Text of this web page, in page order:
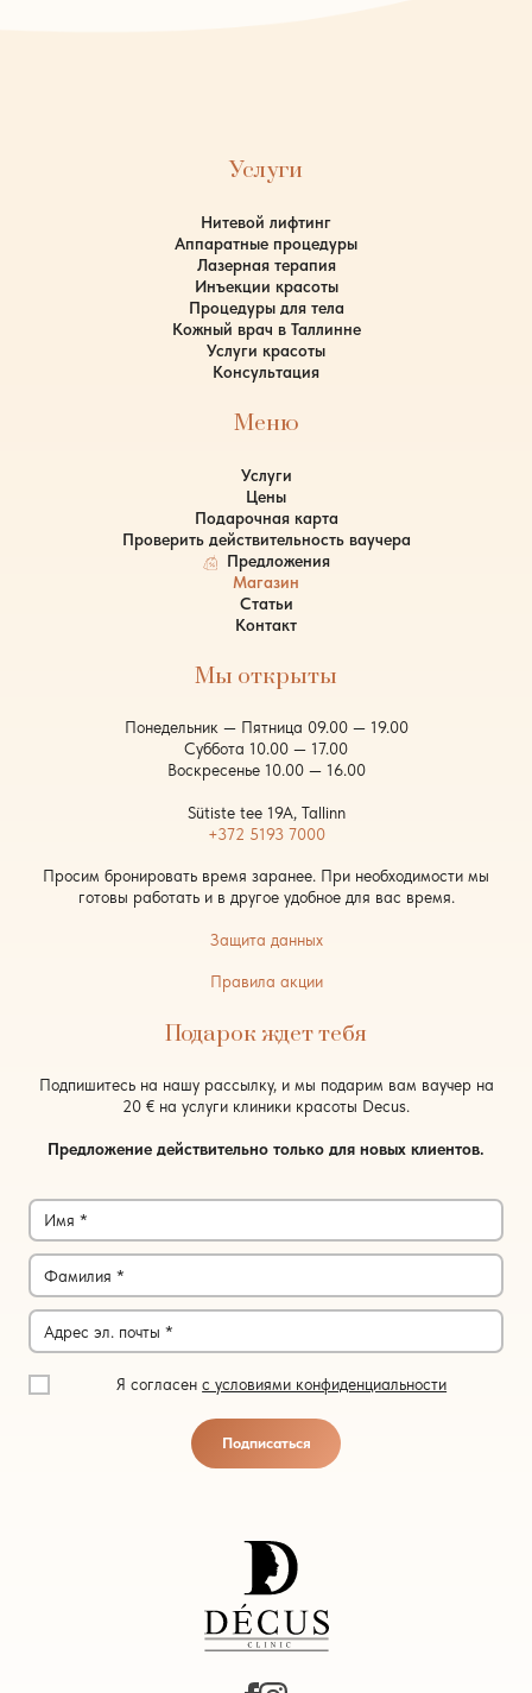
Услуги
Нитевой лифтинг
Аппаратные процедуры
Лазерная терапия
Инъекции красоты
Процедуры для тела
Кожный врач в Таллинне
Услуги красоты
Консультация
Меню
Услуги
Цены
Подарочная карта
Проверить действительность ваучера
Предложения
Магазин
Статьи
Контакт
Мы открыты
Понедельник — Пятница 09.00 — 19.00
Суббота 10.00 — 17.00
Воскресенье 10.00 — 16.00
Sütiste tee 19A, Tallinn
+372 5193 7000
Просим бронировать время заранее. При необходимости мы
готовы работать и в другое удобное для вас время.
Защита данных
Правила акции
Подарок ждет тебя
Подпишитесь на нашу рассылку, и мы подарим вам ваучер на
20 € на услуги клиники красоты Decus.
Предложение действительно только для новых клиентов.
Я согласенс условиями конфиденциальности
Подписаться